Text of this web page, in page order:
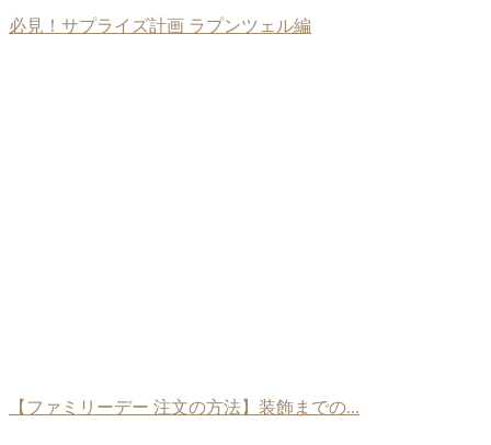
必見！サプライズ計画 ラプンツェル編
【ファミリーデー 注文の方法】装飾までの...